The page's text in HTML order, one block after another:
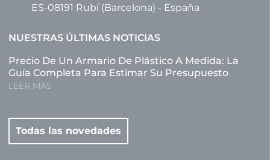
ES-08191 Rubí (Barcelona) - España
NUESTRAS ÚLTIMAS NOTICIAS
Precio De Un Armario De Plástico A Medida: La
Guía Completa Para Estimar Su Presupuesto
LEER MÁS
Todas las novedades